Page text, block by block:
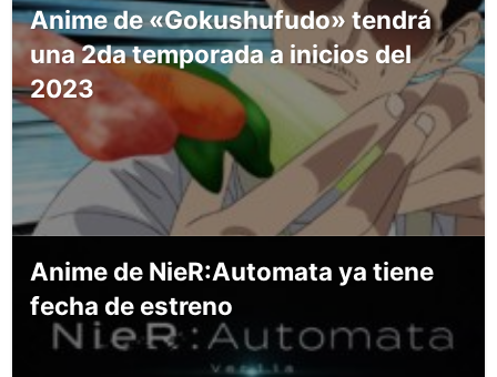
Anime de «Gokushufudo» tendrá
una 2da temporada a inicios del
2023
Anime de NieR:Automata ya tiene
fecha de estreno